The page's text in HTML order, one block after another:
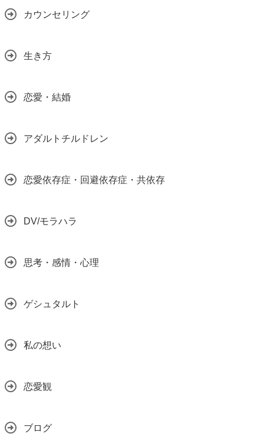
カウンセリング
生き方
恋愛・結婚
アダルトチルドレン
恋愛依存症・回避依存症・共依存
DV/モラハラ
思考・感情・心理
ゲシュタルト
私の想い
恋愛観
ブログ